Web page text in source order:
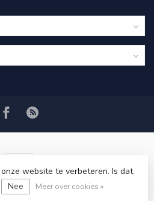
2026 VRSPLUS
website te verbeteren. Is dat
Nee Meer over cookies »